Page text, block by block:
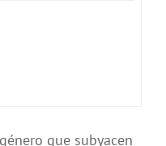
que subyacen